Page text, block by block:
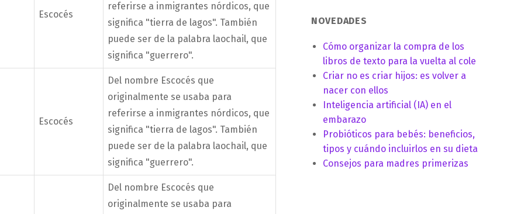
Escocés
referirse a inmigrantes nórdicos, que
significa "tierra de lagos". También
puede ser de la palabra laochail, que
significa "guerrero".
Escocés
Del nombre Escocés que
originalmente se usaba para
referirse a inmigrantes nórdicos, que
significa "tierra de lagos". También
puede ser de la palabra laochail, que
significa "guerrero".
Del nombre Escocés que
originalmente se usaba para
NOVEDADES
Cómo organizar la compra de los
libros de texto para la vuelta al cole
Criar no es criar hijos: es volver a
nacer con ellos
Inteligencia artificial (IA) en el
embarazo
Probióticos para bebés: beneficios,
tipos y cuándo incluirlos en su dieta
Consejos para madres primerizas